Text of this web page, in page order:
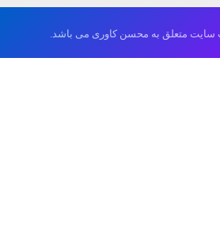
متعلق به محسن کاوری می باشد.